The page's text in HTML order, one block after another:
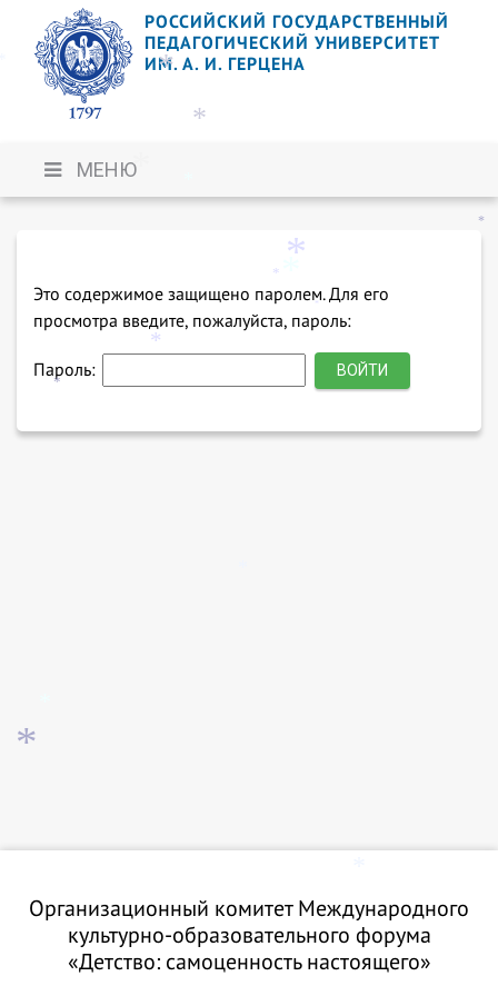
РОССИЙСКИЙ ГОСУДАРСТВЕННЫЙ
ПЕДАГОГИЧЕСКИЙ УНИВЕРСИТЕТ
ИМ. А. И. ГЕРЦЕНА
МЕНЮ
Это содержимое защищено паролем. Для его
просмотра введите, пожалуйста, пароль:
Пароль:
Организационный комитет Международного
культурно-образовательного форума
«Детство: самоценность настоящего»
*
*
*
*
*
*
*
*
*
*